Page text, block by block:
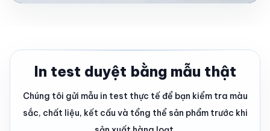
In test duyệt bằng mẫu thật
Chúng tôi gửi mẫu in test thực tế để bạn kiểm tra màu
sắc, chất liệu, kết cấu và tổng thể sản phẩm trước khi